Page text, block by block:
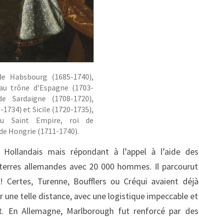
Habsbourg (1685-1740),
trône d’Espagne (1703-
Sardaigne (1708-1720),
1734) et Sicile (1720-1735),
Saint Empire, roi de
Hongrie (1711-1740).
mais répondant à l’appel à l’aide des
allemandes avec 20 000 hommes. Il parcourut
Turenne, Boufflers ou Créqui avaient déjà
une telle distance, avec une logistique impeccable et
Allemagne, Marlborough fut renforcé par des